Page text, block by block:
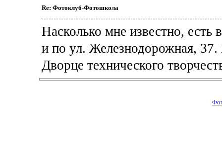
Re: Фотоклуб-Фотошкола
Насколько мне известно, есть
и по ул. Железнодорожная,
Дворце технического